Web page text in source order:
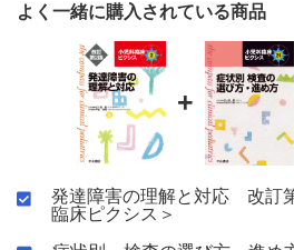
よく一緒に購入されている商品
+
発達障害の理解と対応 改訂
臨床ピクシス＞